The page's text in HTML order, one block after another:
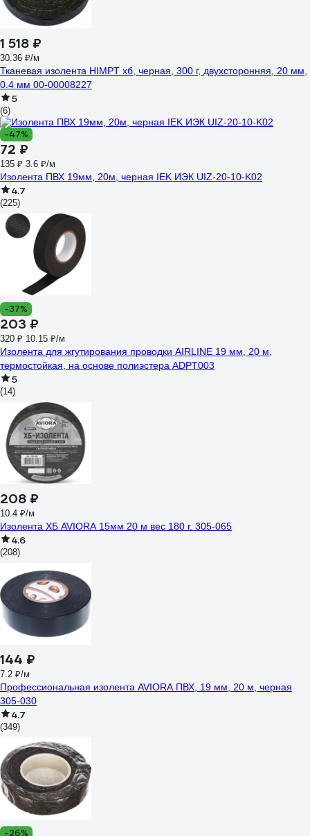
1 518 ₽
30.36 ₽/м
Тканевая изолента HIMPT хб, черная, 300 г, двухсторонняя, 20 мм,
0.4 мм 00-00008227
5
(6)
-47%
72 ₽
135 ₽ 3.6 ₽/м
Изолента ПВХ 19мм, 20м, черная IEK ИЭК UIZ-20-10-K02
4.7
(225)
-37%
203 ₽
320 ₽ 10.15 ₽/м
Изолента для жгутирования проводки AIRLINE 19 мм, 20 м,
термостойкая, на основе полиэстера ADPT003
5
(14)
208 ₽
10.4 ₽/м
Изолента ХБ AVIORA 15мм 20 м вес 180 г. 305-065
4.6
(208)
144 ₽
7.2 ₽/м
Профессиональная изолента AVIORA ПВХ, 19 мм, 20 м, черная
305-030
4.7
(349)
-26%